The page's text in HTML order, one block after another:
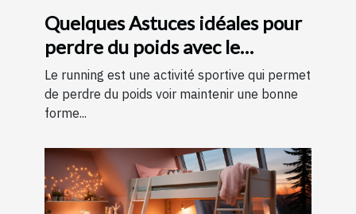
Quelques Astuces idéales pour
perdre du poids avec le
running ?
Le running est une activité sportive qui permet
de perdre du poids voir maintenir une bonne
forme...